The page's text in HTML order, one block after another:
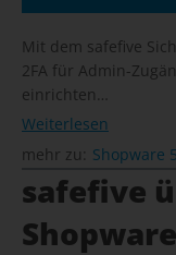
Mit dem safefive
2FA für Admin-
einrichten…
Weiterlesen
mehr zu: Shopware
safefive